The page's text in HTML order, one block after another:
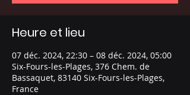
Heure et lieu
07 déc. 2024, 22:30 – 08 déc. 2024, 05:00
Six-Fours-les-Plages, 376 Chem. de
Bassaquet, 83140 Six-Fours-les-Plages,
France